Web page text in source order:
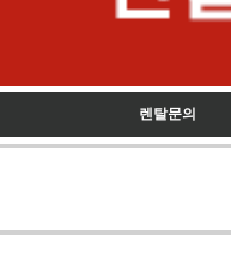
렌탈문의